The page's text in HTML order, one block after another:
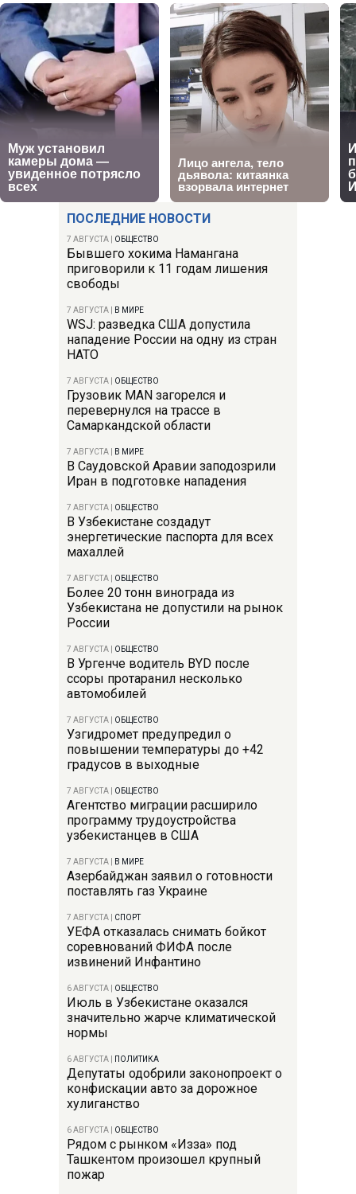
ПОСЛЕДНИЕ НОВОСТИ
7 АВГУСТА ОБЩЕСТВО
Бывшего хокима Намангана
приговорили к 11 годам лишения
свободы
7 АВГУСТА В МИРЕ
WSJ: разведка США допустила
нападение России на одну из стран
НАТО
7 АВГУСТА ОБЩЕСТВО
Грузовик MAN загорелся и
перевернулся на трассе в
Самаркандской области
7 АВГУСТА В МИРЕ
В Саудовской Аравии заподозрили
Иран в подготовке нападения
7 АВГУСТА ОБЩЕСТВО
В Узбекистане создадут
энергетические паспорта для всех
махаллей
7 АВГУСТА ОБЩЕСТВО
Более 20 тонн винограда из
Узбекистана не допустили на рынок
России
7 АВГУСТА ОБЩЕСТВО
В Ургенче водитель BYD после
ссоры протаранил несколько
автомобилей
7 АВГУСТА ОБЩЕСТВО
Узгидромет предупредил о
повышении температуры до +42
градусов в выходные
7 АВГУСТА ОБЩЕСТВО
Агентство миграции расширило
программу трудоустройства
узбекистанцев в США
7 АВГУСТА В МИРЕ
Азербайджан заявил о готовности
поставлять газ Украине
7 АВГУСТА СПОРТ
УЕФА отказалась снимать бойкот
соревнований ФИФА после
извинений Инфантино
6 АВГУСТА ОБЩЕСТВО
Июль в Узбекистане оказался
значительно жарче климатической
нормы
6 АВГУСТА ПОЛИТИКА
Депутаты одобрили законопроект о
конфискации авто за дорожное
хулиганство
6 АВГУСТА ОБЩЕСТВО
Рядом с рынком «Изза» под
Ташкентом произошел крупный
пожар